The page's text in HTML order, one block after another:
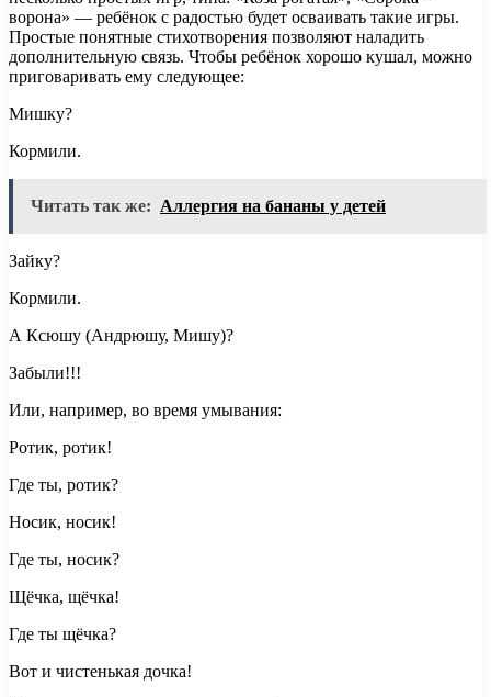
ворона» — ребёнок с радостью будет осваивать такие игры.
Простые понятные стихотворения позволяют наладить
дополнительную связь. Чтобы ребёнок хорошо кушал, можно
приговаривать ему следующее:
Мишку?
Кормили.
Читать так же: Аллергия на бананы у детей
Зайку?
Кормили.
А Ксюшу (Андрюшу, Мишу)?
Забыли!!!
Или, например, во время умывания:
Ротик, ротик!
Где ты, ротик?
Носик, носик!
Где ты, носик?
Щёчка, щёчка!
Где ты щёчка?
Вот и чистенькая дочка!